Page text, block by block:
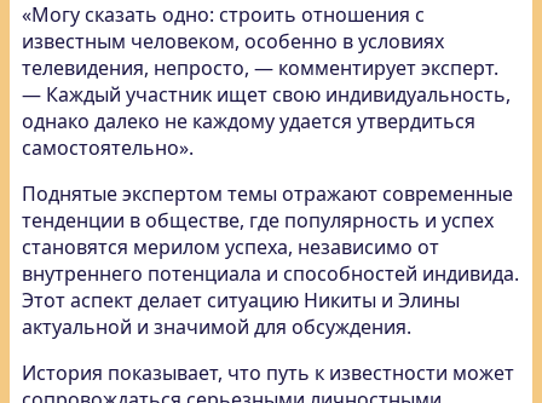
«Могу сказать одно: строить отношения с
известным человеком, особенно в условиях
телевидения, непросто, — комментирует эксперт.
— Каждый участник ищет свою индивидуальность,
однако далеко не каждому удается утвердиться
самостоятельно».
Поднятые экспертом темы отражают современные
тенденции в обществе, где популярность и успех
становятся мерилом успеха, независимо от
внутреннего потенциала и способностей индивида.
Этот аспект делает ситуацию Никиты и Элины
актуальной и значимой для обсуждения.
История показывает, что путь к известности может